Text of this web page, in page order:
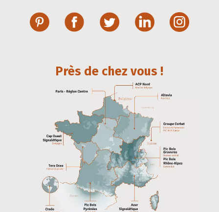
Près de chez vous !